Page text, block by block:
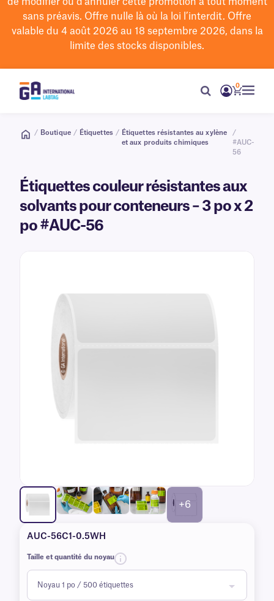
sans préavis. Offre nulle là où la loi l’interdit. Offre
valable du 4 août 2026 au 18 septembre 2026, dans la
limite des stocks disponibles.
0
/ Boutique / Étiquettes / Étiquettes résistantes au xylène
et aux produits chimiques
/
#AUC-
56
Étiquettes couleur résistantes aux
solvants pour conteneurs – 3 po x 2
po #AUC-56
+6
AUC-56C1-0.5WH
Taille et quantité du noyau